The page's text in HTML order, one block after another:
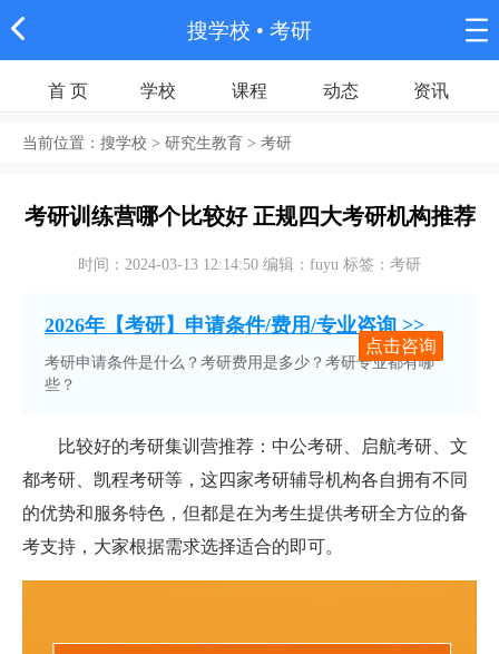
搜学校 • 考研
首 页 学校 课程 动态 资讯
当前位置： 搜学校 > 研究生教育 > 考研
考研训练营哪个比较好 正规四大考研机构推荐
时间：2024-03-13 12:14:50 编辑：fuyu 标签：考研
2026年【考研】申请条件/费用/专业咨询 >>
考研申请条件是什么？考研费用是多少？考研专业都有哪
些？
点击咨询
比较好的考研集训营推荐：中公考研、启航考研、文
都考研、凯程考研等，这四家考研辅导机构各自拥有不同
的优势和服务特色，但都是在为考生提供考研全方位的备
考支持，大家根据需求选择适合的即可。